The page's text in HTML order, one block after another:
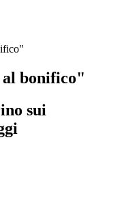
bonifico"
sui